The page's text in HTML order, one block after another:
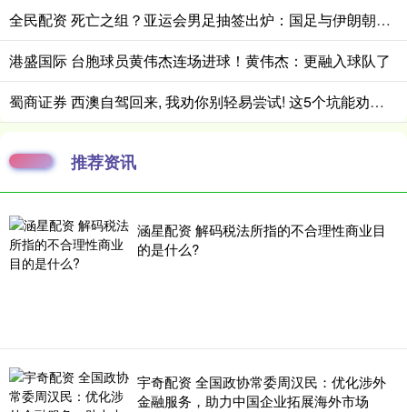
全民配资 死亡之组？亚运会男足抽签出炉：国足与伊朗朝鲜同组！将战阿联酋
港盛国际 台胞球员黄伟杰连场进球！黄伟杰：更融入球队了
蜀商证券 西澳自驾回来, 我劝你别轻易尝试! 这5个坑能劝退80%的人
推荐资讯
涵星配资 解码税法所指的不合理性商业目
的是什么?
宇奇配资 全国政协常委周汉民：优化涉外
金融服务，助力中国企业拓展海外市场